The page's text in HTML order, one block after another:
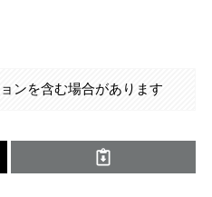
ンを含む場合があります